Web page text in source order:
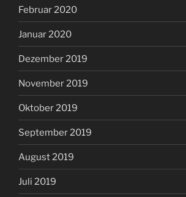
Februar 2020
Januar 2020
Dezember 2019
November 2019
Oktober 2019
September 2019
August 2019
Juli 2019